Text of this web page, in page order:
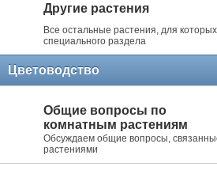
Другие растения
Все остальные растения, для
специального раздела
Цветоводство
Общие вопросы по
комнатным растениям
Обсуждаем общие вопросы,
растениями